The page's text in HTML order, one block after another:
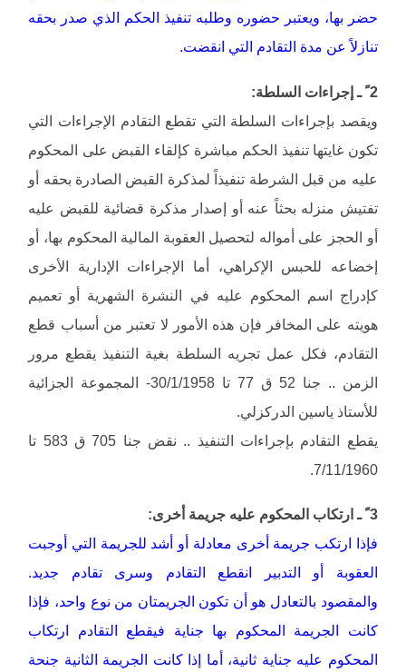
حضر بها، ويعتبر حضوره وطلبه تنفيذ الحكم الذي صدر بحقه
تنازلاً عن مدة التقادم التي انقضت.
2 ً ـ إجراءات السلطة:
ويقصد بإجراءات السلطة التي تقطع التقادم الإجراءات التي
تكون غايتها تنفيذ الحكم مباشرة كإلقاء القبض على المحكوم
عليه من قبل الشرطة تنفيذاً لمذكرة القبض الصادرة بحقه أو
تفتيش منزله بحثاً عنه أو إصدار مذكرة قضائية للقبض عليه
أو الحجز على أمواله لتحصيل العقوبة المالية المحكوم بها، أو
إخضاعه للحبس الإكراهي، أما الإجراءات الإدارية الأخرى
كإدراج اسم المحكوم عليه في النشرة الشهرية أو تعميم
هويته على المخافر فإن هذه الأمور لا تعتبر من أسباب قطع
التقادم، فكل عمل تجريه السلطة بغية التنفيذ يقطع مرور
الزمن .. جنا 52 ق 77 تا 30/1/1958- المجموعة الجزائية
للأستاذ ياسين الدركزلي.
يقطع التقادم بإجراءات التنفيذ .. نقض جنا 705 ق 583 تا
7/11/1960.
3 ً ـ ارتكاب المحكوم عليه جريمة أخرى:
فإذا ارتكب جريمة أخرى معادلة أو أشد للجريمة التي أوجبت
العقوبة أو التدبير انقطع التقادم وسرى تقادم جديد.
والمقصود بالتعادل هو أن تكون الجريمتان من نوع واحد، فإذا
كانت الجريمة المحكوم بها جناية فيقطع التقادم ارتكاب
المحكوم عليه جناية ثانية، أما إذا كانت الجريمة الثانية جنحة